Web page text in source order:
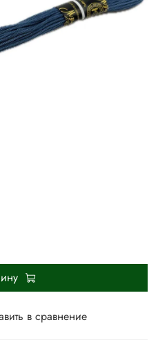
в сравнение